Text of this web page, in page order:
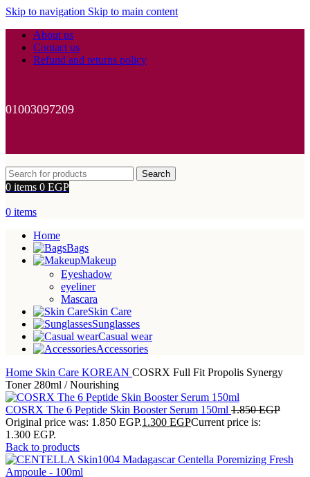
Skip to navigation Skip to main content
About us
Contact us
Refund and returns policy
01003097209
Search
0 items 0 EGP
0 items
Home
Bags
Makeup
Eyeshadow
eyeliner
Mascara
Skin Care
Sunglasses
Casual wear
Accessories
Home Skin Care KOREAN COSRX Full Fit Propolis Synergy
Toner 280ml / Nourishing
COSRX The 6 Peptide Skin Booster Serum 150ml 1.850EGP
Original price was: 1.850 EGP.1.300 EGPCurrent price is:
1.300 EGP.
Back to products